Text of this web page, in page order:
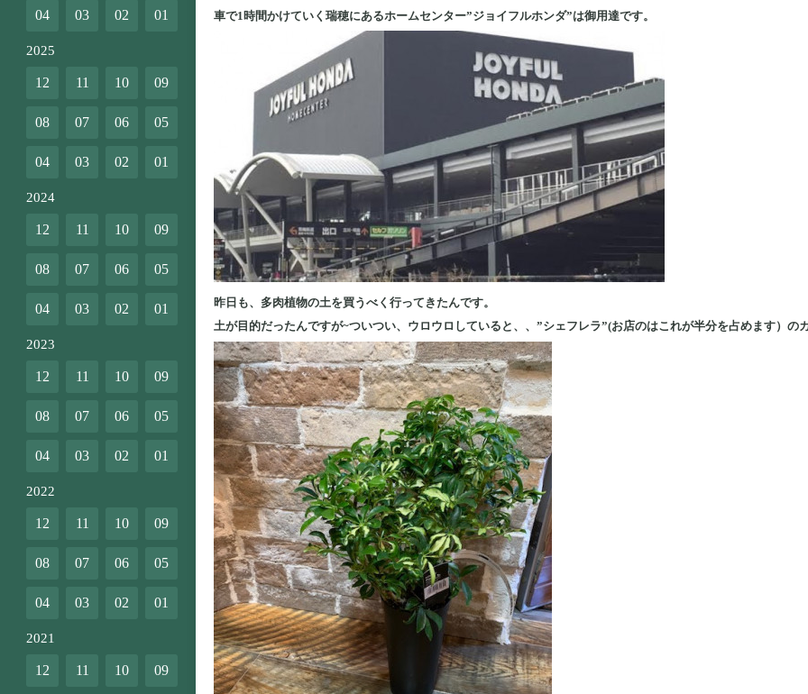
車で1時間かけていく瑞穂にあるホームセンター”ジョイフルホンダ”は御用達です。
昨日も、多肉植物の土を買うべく行ってきたんです。
土が目的だったんですが~ついつい、ウロウロしていると、、”シェフレラ”(お店のはこれが半分を占めます）の
04 03 02 01
2025
12 11 10 09
08 07 06 05
04 03 02 01
2024
12 11 10 09
08 07 06 05
04 03 02 01
2023
12 11 10 09
08 07 06 05
04 03 02 01
2022
12 11 10 09
08 07 06 05
04 03 02 01
2021
12 11 10 09